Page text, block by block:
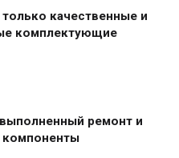
качественные и
комплектующие
выполненный ремонт и
компоненты